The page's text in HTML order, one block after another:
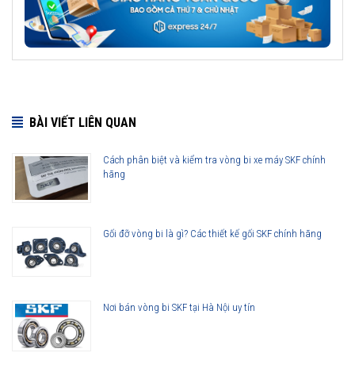
BÀI VIẾT LIÊN QUAN
Cách phân biệt và kiểm tra vòng bi xe máy SKF chính
hãng
Gối đỡ vòng bi là gì? Các thiết kế gối SKF chính hãng
Nơi bán vòng bi SKF tại Hà Nội uy tín